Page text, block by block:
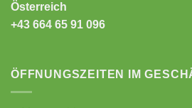
Österreich
+43 664 65 91 096
ÖFFNUNGSZEITEN IM